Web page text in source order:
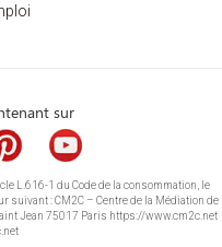
sur
L.616-1 du Code de la consommation, le
: CM2C – Centre de la Médiation de
Jean 75017 Paris https://www.cm2c.net